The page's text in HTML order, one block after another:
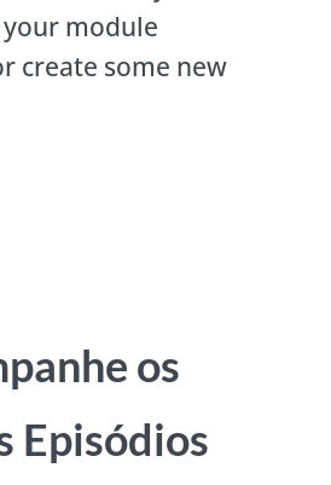
module
create some new
os
Episódios